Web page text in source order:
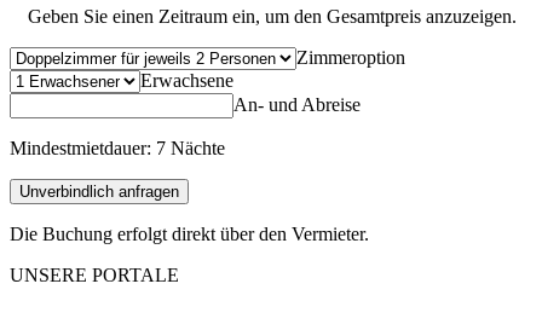
Geben Sie einen Zeitraum ein, um den Gesamtpreis anzuzeigen.
Zimmeroption
Erwachsene
An- und Abreise
Mindestmietdauer: 7 Nächte
Unverbindlich anfragen
Die Buchung erfolgt direkt über den Vermieter.
UNSERE PORTALE